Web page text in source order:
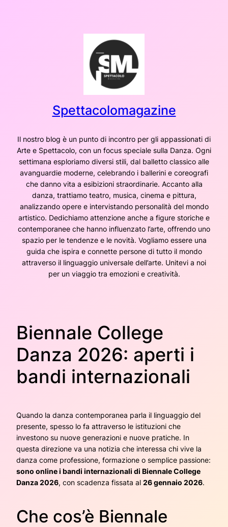
Spettacolomagazine
Il nostro blog è un punto di incontro per gli appassionati di
Arte e Spettacolo, con un focus speciale sulla Danza. Ogni
settimana esploriamo diversi stili, dal balletto classico alle
avanguardie moderne, celebrando i ballerini e coreografi
che danno vita a esibizioni straordinarie. Accanto alla
danza, trattiamo teatro, musica, cinema e pittura,
analizzando opere e intervistando personalità del mondo
artistico. Dedichiamo attenzione anche a figure storiche e
contemporanee che hanno influenzato l’arte, offrendo uno
spazio per le tendenze e le novità. Vogliamo essere una
guida che ispira e connette persone di tutto il mondo
attraverso il linguaggio universale dell’arte. Unitevi a noi
per un viaggio tra emozioni e creatività.
Biennale College
Danza 2026: aperti i
bandi internazionali
Quando la danza contemporanea parla il linguaggio del
presente, spesso lo fa attraverso le istituzioni che
investono su nuove generazioni e nuove pratiche. In
questa direzione va una notizia che interessa chi vive la
danza come professione, formazione o semplice passione:
sono online i bandi internazionali di Biennale College
Danza 2026, con scadenza fissata al 26 gennaio 2026.
Che cos’è Biennale